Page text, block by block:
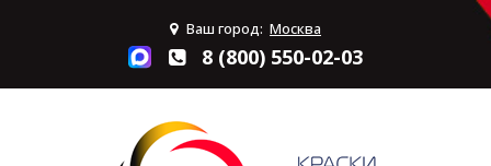
Ваш город: Москва
8 (800) 550-02-03